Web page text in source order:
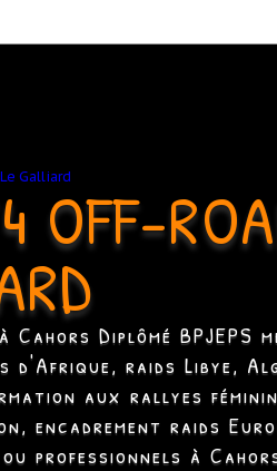
OFF-
Diplômé BPJEPS
d'Afrique, raids Libye,
aux rallyes
encadrement raids
professionnels à